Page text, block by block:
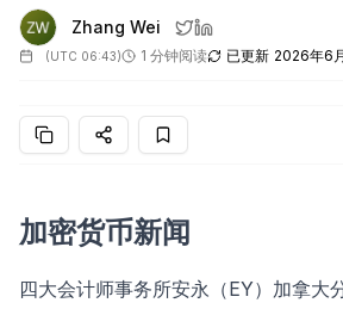
Zhang Wei
(UTC 06:43) 1 分钟阅读 已更新 2026年6
加密货币新闻
四大会计师事务所安永（EY）加拿大